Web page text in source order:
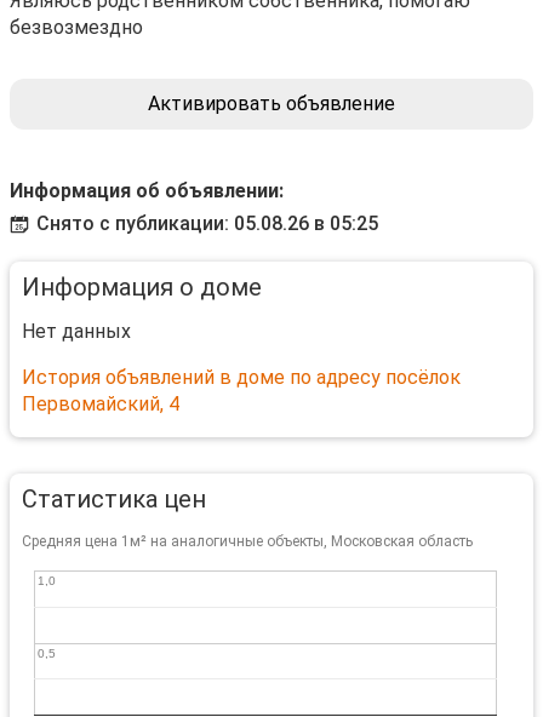
безвозмездно
Активировать объявление
Информация об объявлении:
Снято с публикации: 05.08.26 в 05:25
Информация о доме
Нет данных
История объявлений в доме по адресу посёлок
Первомайский, 4
Статистика цен
Средняя цена 1м² на аналогичные объекты, Московская область
0,5
0,5
1,0
1,0